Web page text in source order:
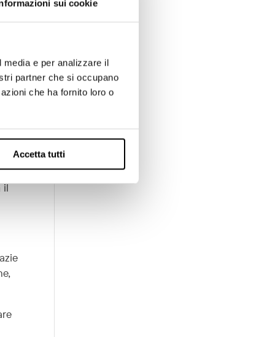
sui cookie
e per analizzare il
partner che si occupano
che ha fornito loro o
Accetta tutti
il